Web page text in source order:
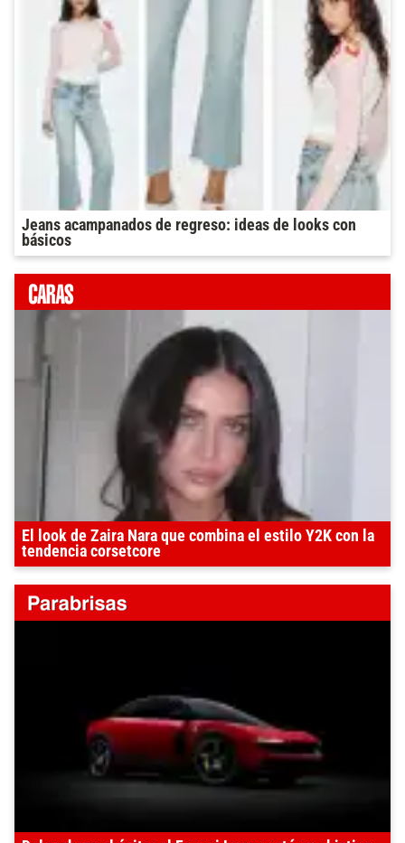
Jeans acampanados de regreso: ideas de looks con
básicos
El look de Zaira Nara que combina el estilo Y2K con la
tendencia corsetcore